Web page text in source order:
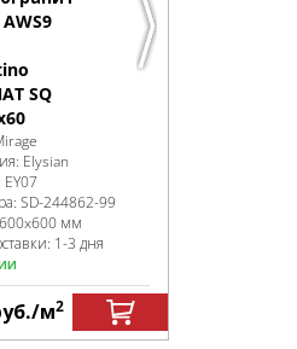
SQ
Elysian
EY07
SD-244862-99
600x600 мм
1-3 дня
/м2